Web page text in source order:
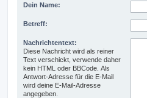
Dein Name:
Betreff:
Nachrichtentext:
Diese Nachricht wird als reiner
Text verschickt, verwende daher
kein HTML oder BBCode. Als
Antwort-Adresse für die E-Mail
wird deine E-Mail-Adresse
angegeben.